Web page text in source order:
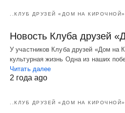
..КЛУБ ДРУЗЕЙ «ДОМ НА КИРОЧНОЙ»
Новость Клуба друзей
У участников Клуба друзей «Дом на
культурная жизнь Одна из наших
Читать далее
2 года ago
..КЛУБ ДРУЗЕЙ «ДОМ НА КИРОЧНОЙ»